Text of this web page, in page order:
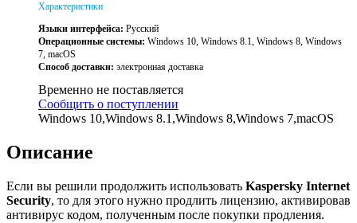
Характеристики
Языки интерфейса: Русский
Операционные системы: Windows 10, Windows 8.1, Windows 8, Windows
7, macOS
Способ доставки: электронная доставка
Временно не поставляется
Сообщить о поступлении
Windows 10,Windows 8.1,Windows 8,Windows 7,macOS
Описание
Если вы решили продолжить использовать Kaspersky Internet
Security, то для этого нужно продлить лицензию, активировав
антивирус кодом, полученным после покупки продления.